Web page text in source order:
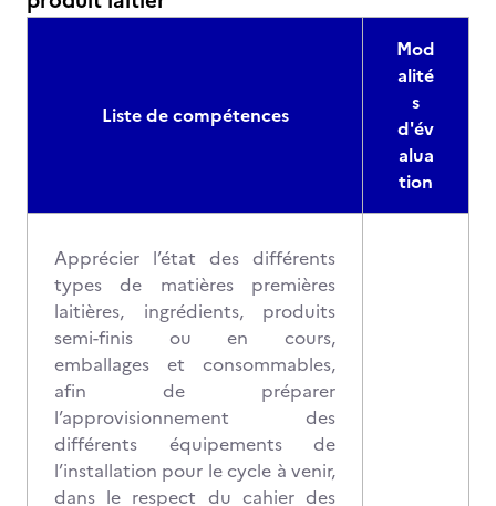
Liste de compétences
Mod
alité
s
d'év
alua
tion
Apprécier l’état des différents
types de matières premières
laitières, ingrédients, produits
semi-finis ou en cours,
emballages et consommables,
afin de préparer
l’approvisionnement des
différents équipements de
l’installation pour le cycle à venir,
dans le respect du cahier des